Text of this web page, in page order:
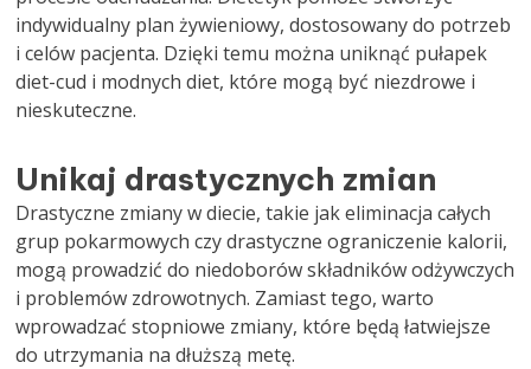
indywidualny plan żywieniowy, dostosowany do potrzeb
i celów pacjenta. Dzięki temu można uniknąć pułapek
diet-cud i modnych diet, które mogą być niezdrowe i
nieskuteczne.
Unikaj drastycznych zmian
Drastyczne zmiany w diecie, takie jak eliminacja całych
grup pokarmowych czy drastyczne ograniczenie kalorii,
mogą prowadzić do niedoborów składników odżywczych
i problemów zdrowotnych. Zamiast tego, warto
wprowadzać stopniowe zmiany, które będą łatwiejsze
do utrzymania na dłuższą metę.